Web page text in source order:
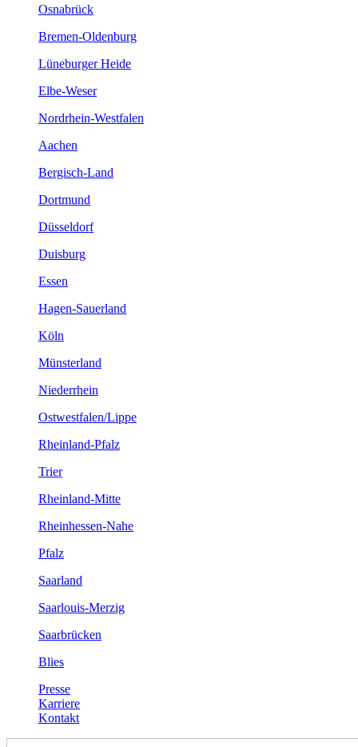
Osnabrück
Bremen-Oldenburg
Lüneburger Heide
Elbe-Weser
Nordrhein-Westfalen
Aachen
Bergisch-Land
Dortmund
Düsseldorf
Duisburg
Essen
Hagen-Sauerland
Köln
Münsterland
Niederrhein
Ostwestfalen/Lippe
Rheinland-Pfalz
Trier
Rheinland-Mitte
Rheinhessen-Nahe
Pfalz
Saarland
Saarlouis-Merzig
Saarbrücken
Blies
Presse
Karriere
Kontakt